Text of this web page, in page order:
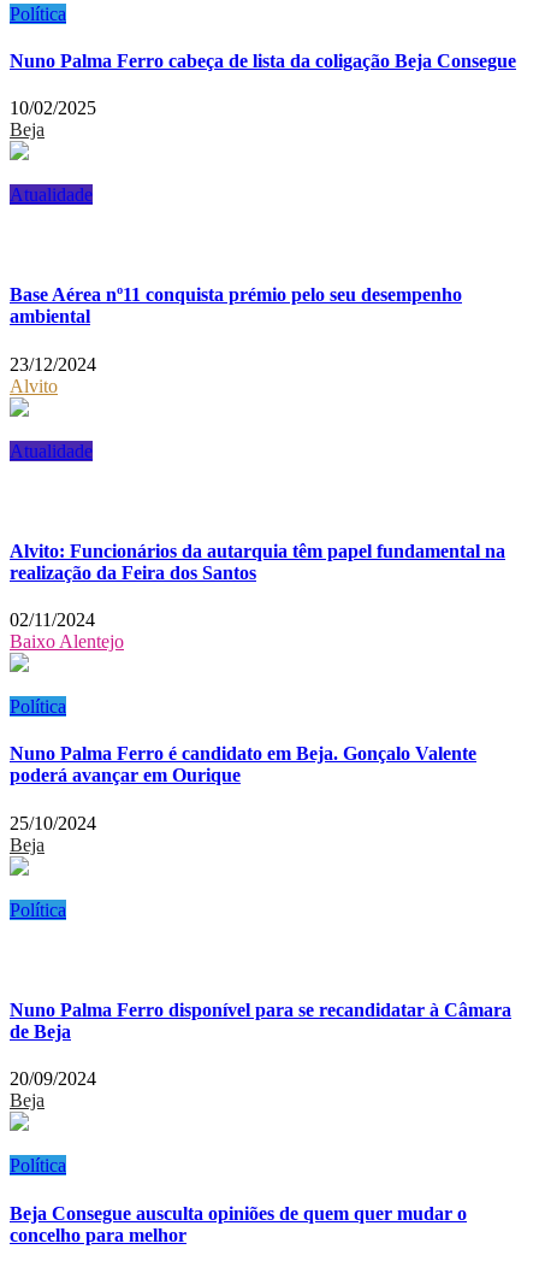
Política
Nuno Palma Ferro cabeça de lista da coligação Beja Consegue
10/02/2025
Beja
Atualidade
Base Aérea nº11 conquista prémio pelo seu desempenho
ambiental
23/12/2024
Alvito
Atualidade
Alvito: Funcionários da autarquia têm papel fundamental na
realização da Feira dos Santos
02/11/2024
Baixo Alentejo
Política
Nuno Palma Ferro é candidato em Beja. Gonçalo Valente
poderá avançar em Ourique
25/10/2024
Beja
Política
Nuno Palma Ferro disponível para se recandidatar à Câmara
de Beja
20/09/2024
Beja
Política
Beja Consegue ausculta opiniões de quem quer mudar o
concelho para melhor